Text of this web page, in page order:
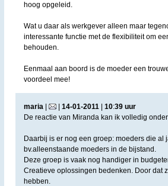
hoog opgeleid.
Wat u daar als werkgever alleen maar
interessante functie met de flexibiliteit om
behouden.
Eenmaal aan boord is de moeder een
voordeel mee!
maria| | 14-01-2011| 10:39 uur
De reactie van Miranda kan ik volledig
Daarbij is er nog een groep: moeders die al
bv.alleenstaande moeders in de bijstand.
Deze groep is vaak nog handiger in
Creatieve oplossingen bedenken. Door dat
hebben.